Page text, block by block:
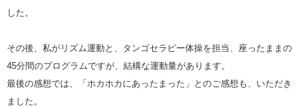
した。
その後、私がリズム運動と、タンゴセラピー体操を担当、座ったままの
45分間のプログラムですが、結構な運動量があります。
最後の感想では、「ホカホカにあったまった」とのご感想も、いただき
ました。